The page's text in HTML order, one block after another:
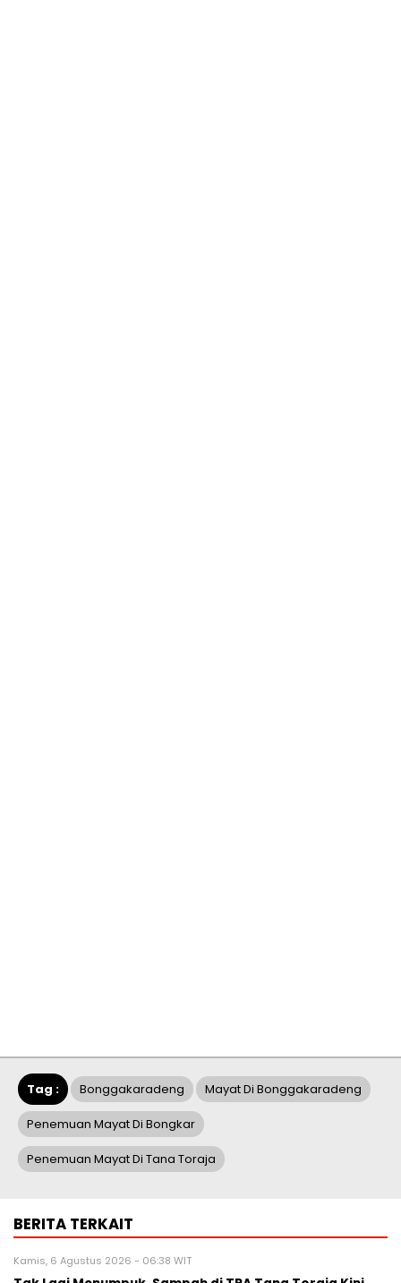
Tag : Bonggakaradeng Mayat Di Bonggakaradeng
Penemuan Mayat Di Bongkar
Penemuan Mayat Di Tana Toraja
BERITA TERKAIT
Kamis, 6 Agustus 2026 - 06:38 WIT